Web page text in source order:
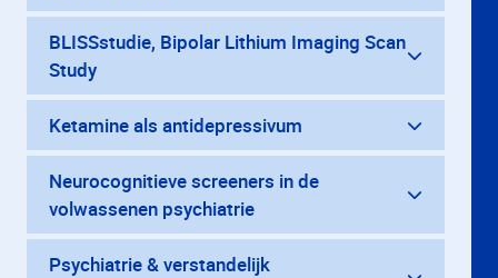
BLISSstudie, Bipolar Lithium Imaging Scan
Study
Ketamine als antidepressivum
Neurocognitieve screeners in de
volwassenen psychiatrie
Psychiatrie & verstandelijk